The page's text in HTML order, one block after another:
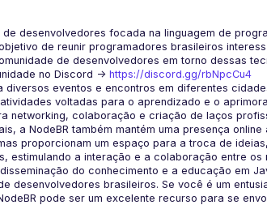
de desenvolvedores focada na linguagem de
de reunir programadores brasileiros
no Discord -> https://discord.gg/rbNpcCu4
diversos eventos e encontros em diferentes
voltadas para o aprendizado e o
a NodeBR também mantém uma presença
proporcionam um espaço para a troca de
do conhecimento e a educação em
desenvolvedores brasileiros. Se você é um
pode ser um excelente recurso para se